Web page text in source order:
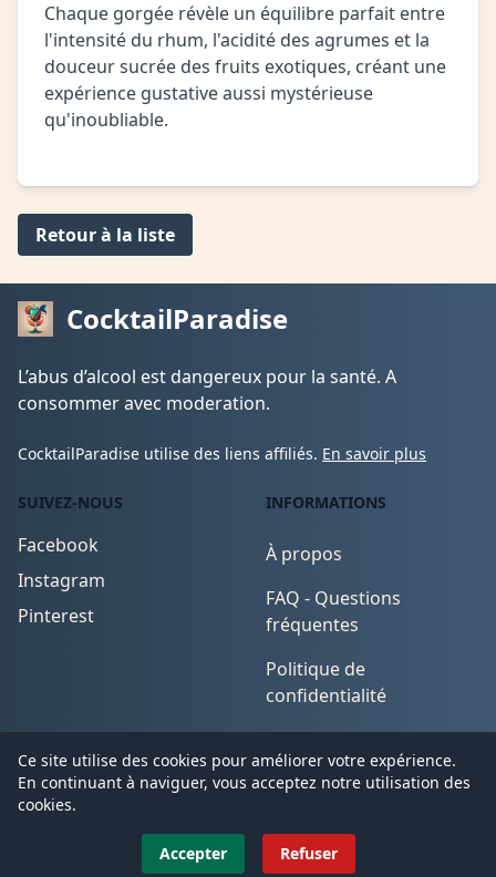
Chaque gorgée révèle un équilibre parfait entre
l'intensité du rhum, l'acidité des agrumes et la
douceur sucrée des fruits exotiques, créant une
expérience gustative aussi mystérieuse
qu'inoubliable.
Retour à la liste
CocktailParadise
L’abus d’alcool est dangereux pour la santé. A
consommer avec moderation.
CocktailParadise utilise des liens affiliés. En savoir plus
SUIVEZ-NOUS
Facebook
Instagram
Pinterest
INFORMATIONS
À propos
FAQ - Questions
fréquentes
Politique de
confidentialité
Conditions d'utilisation
Ce site utilise des cookies pour améliorer votre expérience.
En continuant à naviguer, vous acceptez notre utilisation des
cookies.
Accepter Refuser